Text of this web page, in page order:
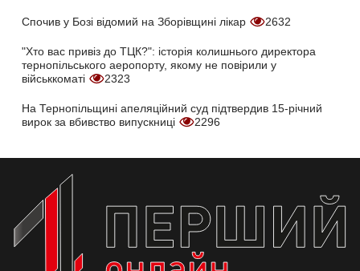
Спочив у Бозі відомий на Зборівщині лікар 2632
"Хто вас привіз до ТЦК?": історія колишнього директора
тернопільського аеропорту, якому не повірили у
військкоматі
2323
На Тернопільщині апеляційний суд підтвердив 15-річний
вирок за вбивство випускниці
2296